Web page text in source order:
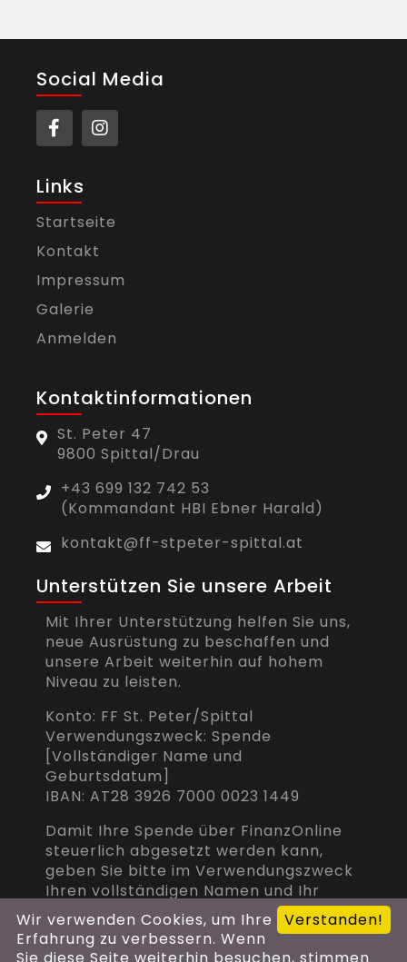
Social Media
Links
Startseite
Kontakt
Impressum
Galerie
Anmelden
Kontaktinformationen
St. Peter 47
9800 Spittal/Drau
+43 699 132 742 53
(Kommandant HBI Ebner Harald)
kontakt@ff-stpeter-spittal.at
Unterstützen Sie unsere Arbeit
Mit Ihrer Unterstützung helfen Sie uns,
neue Ausrüstung zu beschaffen und
unsere Arbeit weiterhin auf hohem
Niveau zu leisten.
Konto: FF St. Peter/Spittal
Verwendungszweck: Spende
[Vollständiger Name und
Geburtsdatum]
IBAN: AT28 3926 7000 0023 1449
Damit Ihre Spende über FinanzOnline
steuerlich abgesetzt werden kann,
geben Sie bitte im Verwendungszweck
Ihren vollständigen Namen und Ihr
Geburtsdatum an.
Verstanden!
Wir verwenden Cookies, um Ihre
Erfahrung zu verbessern. Wenn